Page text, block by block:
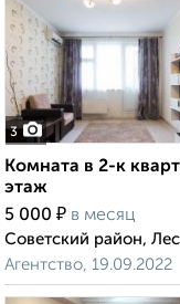
3
Комната в 2-к
этаж
5 000 ₽ в месяц
Советский район,
Агентство, 19.09.2022